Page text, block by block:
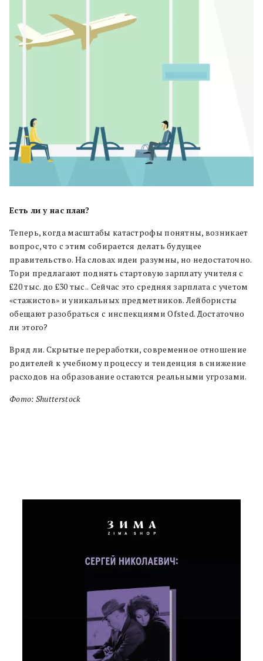
Есть ли у нас план?
Теперь, когда масштабы катастрофы понятны, возникает
вопрос, что с этим собирается делать будущее
правительство. На словах идеи разумны, но недостаточно.
Тори предлагают поднять стартовую зарплату учителя с
£20 тыс. до £30 тыс.. Сейчас это средняя зарплата с учетом
«стажистов» и уникальных предметников. Лейбористы
обещают разобраться с инспекциями Ofsted. Достаточно
ли этого?
Вряд ли. Скрытые переработки, современное отношение
родителей к учебному процессу и тенденция в снижение
расходов на образование остаются реальными угрозами.
Фото: Shutterstock